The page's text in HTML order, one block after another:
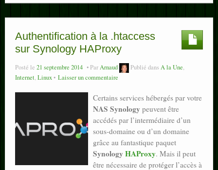
Authentification à la .htaccess
sur Synology HAProxy
Posté le 21 septembre 2014 ParArnaud Publié dansA la Une,
Internet,Linux Laisser un commentaire
Certains services hébergés par votre
NAS Synology peuvent être
accédés par l’intermédiaire d’un
sous-domaine ou d’un domaine
grâce au fantastique paquet
Synology HAProxy. Mais il peut
être nécessaire de protéger l’accès à